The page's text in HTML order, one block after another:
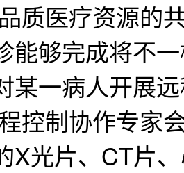
质医疗资源的
够完成将不一
某一病人开展
控制协作专家
X光片、CT片